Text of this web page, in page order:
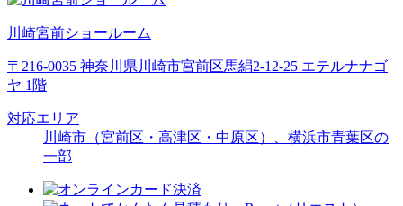
川崎宮前ショールーム
〒216-0035 神奈川県川崎市宮前区馬絹2-12-25 エテルナナゴ
ヤ 1階
対応エリア
川崎市（宮前区・高津区・中原区）、横浜市青葉区の
一部